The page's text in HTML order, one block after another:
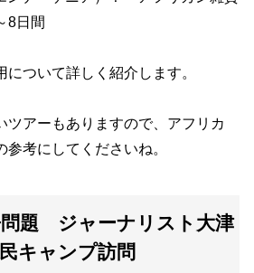
8日間
ついて詳しく紹介します。
ツアーもありますので、アフリカ
考にしてくださいね。
題 ジャーナリスト大津
キャンプ訪問